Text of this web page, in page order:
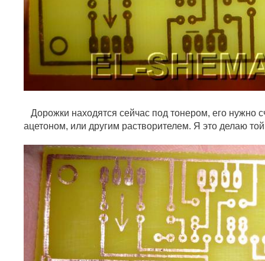
Дорожки находятся сейчас под тонером, его нужно
ацетоном, или другим растворителем. Я это делаю